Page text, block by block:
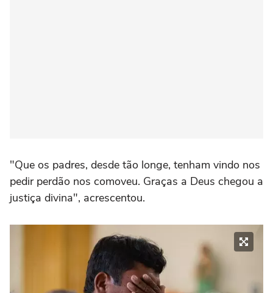
"Que os padres, desde tão longe, tenham vindo nos
pedir perdão nos comoveu. Graças a Deus chegou a
justiça divina", acrescentou.